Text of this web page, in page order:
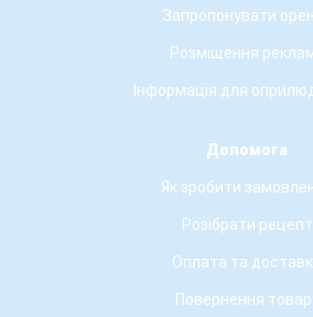
Запропонувати
Розміщення
Інформація для
Допомога
Як зробити
Розібрати рецепт
Оплата та
Повернення